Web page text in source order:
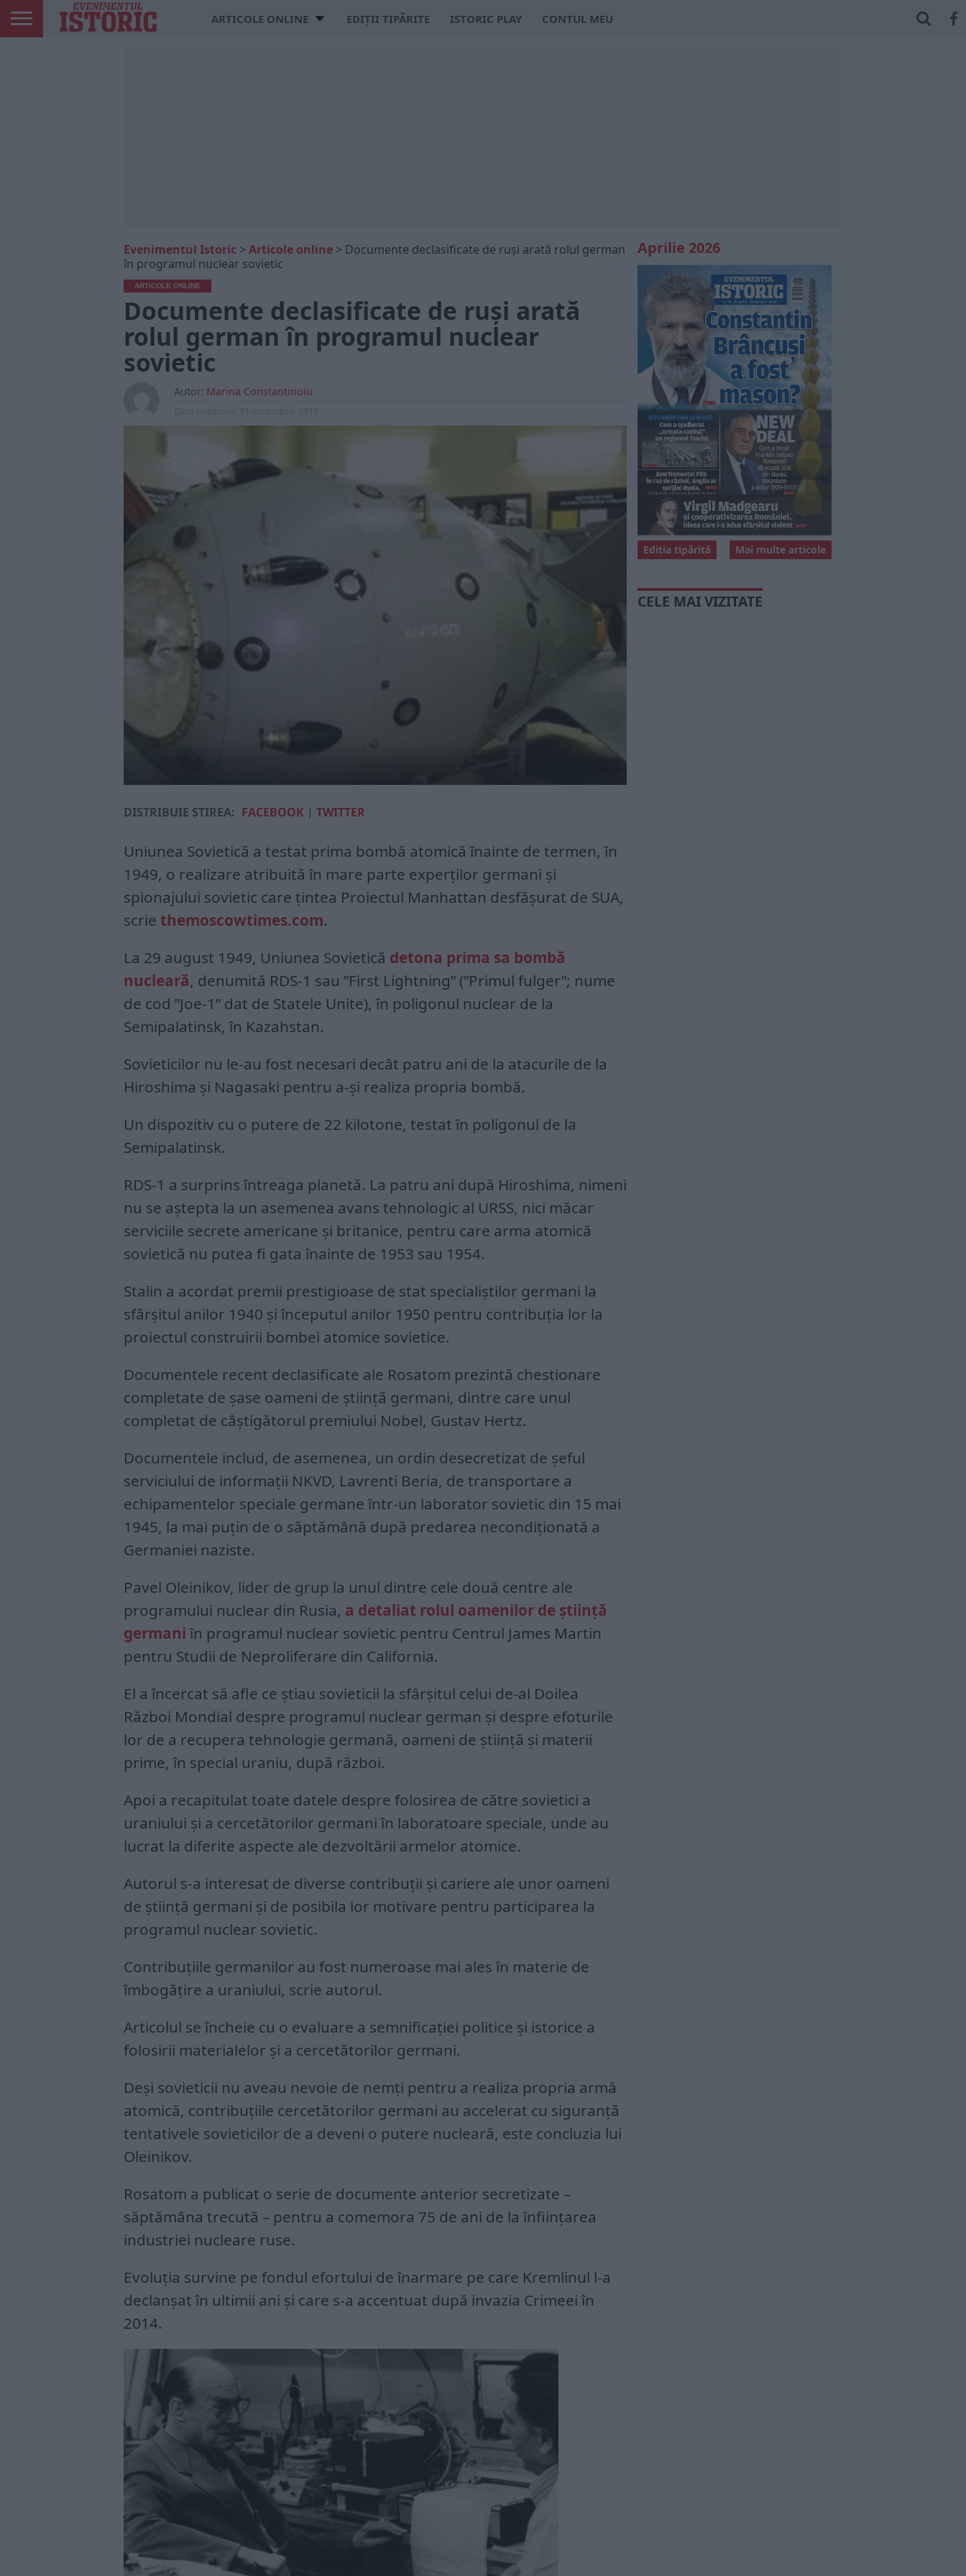
ARTICOLE ONLINE EDIȚII TIPĂRITE ISTORIC PLAY CONTUL MEU
Evenimentul Istoric > Articole online > Documente declasificate de ruși arată rolul german
în programul nuclear sovietic
ARTICOLE ONLINE
Documente declasificate de ruși arată
rolul german în programul nuclear
sovietic
Autor: Marina Constantinoiu
DISTRIBUIE ȘTIREA: FACEBOOK | TWITTER
Uniunea Sovietică a testat prima bombă atomică înainte de termen, în
1949, o realizare atribuită în mare parte experţilor germani şi
spionajului sovietic care ţintea Proiectul Manhattan desfăşurat de SUA,
scrie themoscowtimes.com.
La 29 august 1949, Uniunea Sovietică detona prima sa bombă
nucleară, denumită RDS-1 sau ”First Lightning” (”Primul fulger”; nume
de cod ”Joe-1” dat de Statele Unite), în poligonul nuclear de la
Semipalatinsk, în Kazahstan.
Sovieticilor nu le-au fost necesari decât patru ani de la atacurile de la
Hiroshima și Nagasaki pentru a-și realiza propria bombă.
Un dispozitiv cu o putere de 22 kilotone, testat în poligonul de la
Semipalatinsk.
RDS-1 a surprins întreaga planetă. La patru ani după Hiroshima, nimeni
nu se aștepta la un asemenea avans tehnologic al URSS, nici măcar
serviciile secrete americane și britanice, pentru care arma atomică
sovietică nu putea fi gata înainte de 1953 sau 1954.
Stalin a acordat premii prestigioase de stat specialiştilor germani la
sfârşitul anilor 1940 şi începutul anilor 1950 pentru contribuţia lor la
proiectul construirii bombei atomice sovietice.
Documentele recent declasificate ale Rosatom prezintă chestionare
completate de şase oameni de ştiinţă germani, dintre care unul
completat de câştigătorul premiului Nobel, Gustav Hertz.
Documentele includ, de asemenea, un ordin desecretizat de şeful
serviciului de informaţii NKVD, Lavrenti Beria, de transportare a
echipamentelor speciale germane într-un laborator sovietic din 15 mai
1945, la mai puţin de o săptămână după predarea necondiţionată a
Germaniei naziste.
Pavel Oleinikov, lider de grup la unul dintre cele două centre ale
programului nuclear din Rusia, a detaliat rolul oamenilor de ştiinţă
germaniîn programul nuclear sovietic pentru Centrul James Martin
pentru Studii de Neproliferare din California.
El a încercat să afle ce știau sovieticii la sfârșitul celui de-al Doilea
Război Mondial despre programul nuclear german și despre efoturile
lor de a recupera tehnologie germană, oameni de știință și materii
prime, în special uraniu, după război.
Apoi a recapitulat toate datele despre folosirea de către sovietici a
uraniului și a cercetătorilor germani în laboratoare speciale, unde au
lucrat la diferite aspecte ale dezvoltării armelor atomice.
Autorul s-a interesat de diverse contribuții și cariere ale unor oameni
de știință germani și de posibila lor motivare pentru participarea la
programul nuclear sovietic.
Contribuțiile germanilor au fost numeroase mai ales în materie de
îmbogățire a uraniului, scrie autorul.
Articolul se încheie cu o evaluare a semnificației politice și istorice a
folosirii materialelor și a cercetătorilor germani.
Deși sovieticii nu aveau nevoie de nemți pentru a realiza propria armă
atomică, contribuțiile cercetătorilor germani au accelerat cu siguranță
tentativele sovieticilor de a deveni o putere nucleară, este concluzia lui
Oleinikov.
Rosatom a publicat o serie de documente anterior secretizate –
săptămâna trecută – pentru a comemora 75 de ani de la înfiinţarea
industriei nucleare ruse.
Evoluţia survine pe fondul efortului de înarmare pe care Kremlinul l-a
declanşat în ultimii ani şi care s-a accentuat după invazia Crimeei în
2014.
Aprilie 2026
Mai multe articole
Ediția tipărită
CELE MAI VIZITATE